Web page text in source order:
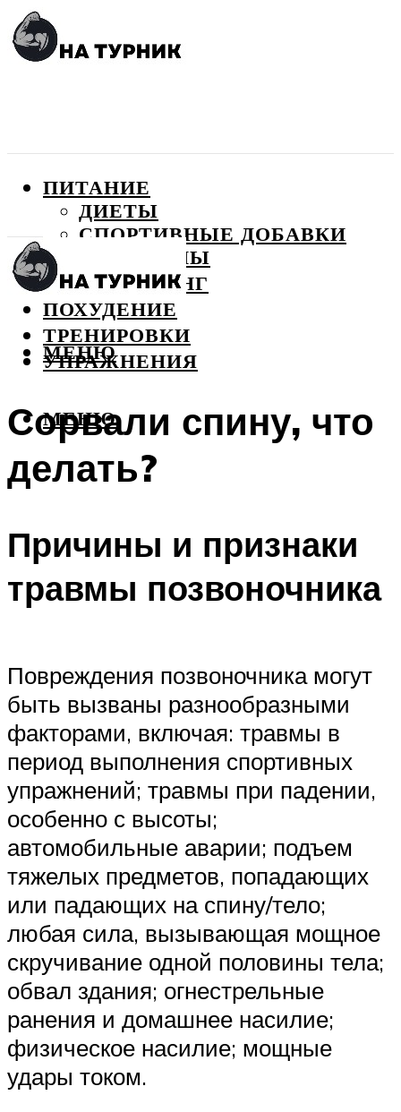
ПИТАНИЕ
ДИЕТЫ
СПОРТИВНЫЕ ДОБАВКИ
ВИТАМИНЫ
БОДИБИЛДИНГ
ПОХУДЕНИЕ
ТРЕНИРОВКИ
УПРАЖНЕНИЯ
МЕНЮ
МЕНЮ
Сорвали спину, что
делать?
Причины и признаки
травмы позвоночника
Повреждения позвоночника могут
быть вызваны разнообразными
факторами, включая: травмы в
период выполнения спортивных
упражнений; травмы при падении,
особенно с высоты;
автомобильные аварии; подъем
тяжелых предметов, попадающих
или падающих на спину/тело;
любая сила, вызывающая мощное
скручивание одной половины тела;
обвал здания; огнестрельные
ранения и домашнее насилие;
физическое насилие; мощные
удары током.